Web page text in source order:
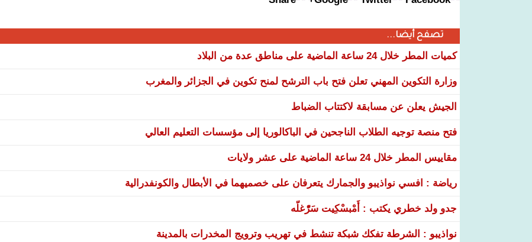
تصفح أيضا...
كميات المطر خلال 24 ساعة الماضية على مناطق عدة من البلاد
وزارة التكوين المهني تعلن فتح باب الترشح لمنح تكوين في الجزائر والمغرب
الجيش يعلن عن مسابقة لاكتتاب الضباط
فتح منصة توجيه الطلاب الناجحين في الباكالوريا إلى مؤسسات التعليم العالي
مقاييس المطر خلال 24 ساعة الماضية على عشر ولايات
رياضة : افسي نواذيبو والجمارك يتعرفان على خصميهما في الأبطال والكونفدرالية
جدو ولد خطري يكتب : أَمْبسْكِيت سَرّْغلّه
نواذيبو : الشرطة تفكك شبكة تنشط في تهريب وترويج المخدرات بالمدينة